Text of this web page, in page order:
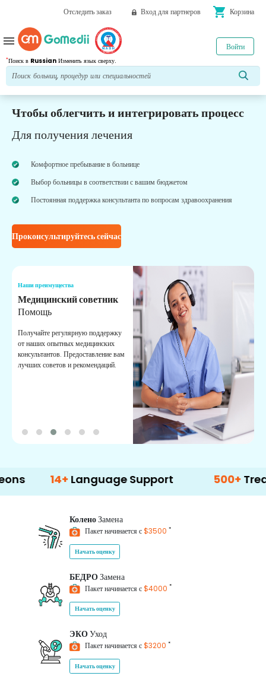
Отследить заказ Вход для партнеров shopping_cart Корзина
*Поиск в Russian Изменить язык сверху.
Войти
menu
Чтобы облегчить и интегрировать процесс
Для получения лечения
Комфортное пребывание в больнице
Выбор больницы в соответствии с вашим бюджетом
Постоянная поддержка консультанта по вопросам здравоохранения
Проконсультируйтесь сейчас
Наши преимущества
Медицинский советник
Помощь
Получайте регулярную поддержку
от наших опытных медицинских
консультантов. Предоставление вам
лучших советов и рекомендаций.
14+Language Support 500+ Treatment
КоленоЗамена
Пакет начинается с$3500 *
Начать оценку
БЕДРОЗамена
Пакет начинается с$4000 *
Начать оценку
ЭКОУход
Пакет начинается с$3200 *
Начать оценку